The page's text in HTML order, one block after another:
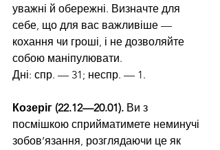
уважні й обережні. Визначте для
себе, що для вас важливіше —
кохання чи гроші, і не дозволяйте
собою маніпулювати.
Дні: спр. — 31; неспр. — 1.
Козеріг (22.12—20.01). Ви з
посмішкою сприйматимете неминучі
зобов’язання, розглядаючи це як